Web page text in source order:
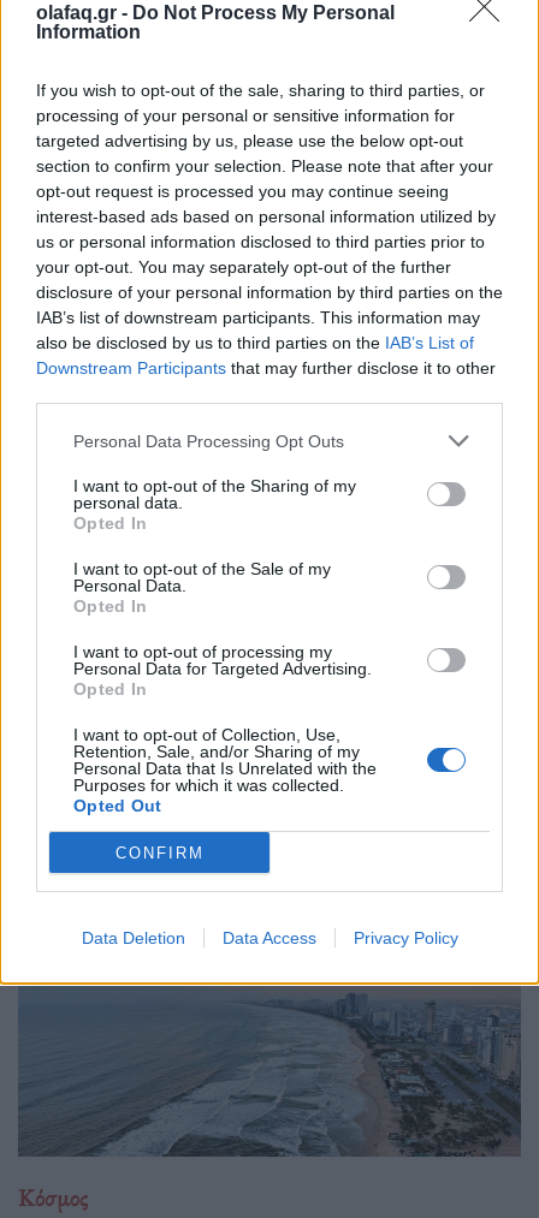
olafaq.gr - Do Not Process My Personal
Information
If you wish to opt-out of the sale, sharing to third parties, or
processing of your personal or sensitive information for
targeted advertising by us, please use the below opt-out
section to confirm your selection. Please note that after your
opt-out request is processed you may continue seeing
interest-based ads based on personal information utilized by
us or personal information disclosed to third parties prior to
your opt-out. You may separately opt-out of the further
disclosure of your personal information by third parties on the
IAB’s list of downstream participants. This information may
also be disclosed by us to third parties on the IAB’s List of
Downstream Participants that may further disclose it to other
Personal Data Processing Opt Outs
I want to opt-out of the Sharing of my
personal data.
Opted In
I want to opt-out of the Sale of my
Personal Data.
Opted In
I want to opt-out of processing my
Personal Data for Targeted Advertising.
Opted In
I want to opt-out of Collection, Use,
Retention, Sale, and/or Sharing of my
Personal Data that Is Unrelated with the
Purposes for which it was collected.
Opted Out
CONFIRM
Data Deletion Data Access Privacy Policy
Ο κόσμος στο έλεος ενός στενού: Όταν το
πετρέλαιο γίνεται γεωπολιτική ασφυξία
10.03.26
Ο Περσικός Κόλπος θυμίζει ξανά ότι η παγκόσμια οικονομία
εξακολουθεί να αναπνέει μέσα από έναν στενό θαλάσσιο
διάδρομο: τα Στενά του Ορμούζ.
Κόσμος
Τι σημαίνει η στρατηγική αβεβαιότητα
ΗΠΑ–Ρωσίας και ο ρόλος της Κίνας
06.02.26
Η «άτυπη» συμφωνία Ουάσινγκτον–Μόσχας για τα
πυρηνικά μοιάζει με διπλωματικό θέατρο: χωρίς δεσμεύσεις,
χωρίς έλεγχο, με μόνο αποτέλεσμα την ψευδαίσθηση
ασφάλειας.
Κόσμος